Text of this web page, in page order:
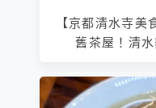
【京都清水寺美
舊茶屋！清